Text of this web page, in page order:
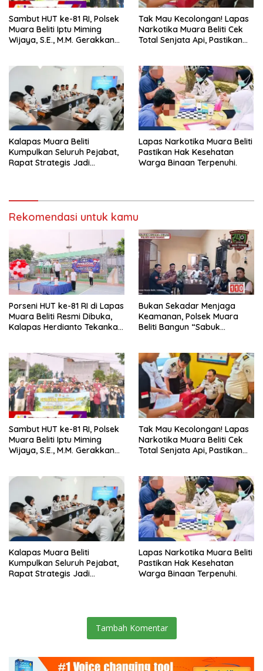
Sambut HUT ke-81 RI, Polsek
Muara Beliti Iptu Miming
Wijaya, S.E., M.M. Gerakkan
Tak Mau Kecolongan! Lapas
Narkotika Muara Beliti Cek
Total Senjata Api, Pastikan
Kalapas Muara Beliti
Kumpulkan Seluruh Pejabat,
Rapat Strategis Jadi
Lapas Narkotika Muara Beliti
Pastikan Hak Kesehatan
Warga Binaan Terpenuhi.
Rekomendasi untuk kamu
Porseni HUT ke-81 RI di Lapas
Muara Beliti Resmi Dibuka,
Kalapas Herdianto Tekankan
Bukan Sekadar Menjaga
Keamanan, Polsek Muara
Beliti Bangun “Sabuk
Sambut HUT ke-81 RI, Polsek
Muara Beliti Iptu Miming
Wijaya, S.E., M.M. Gerakkan
Tak Mau Kecolongan! Lapas
Narkotika Muara Beliti Cek
Total Senjata Api, Pastikan
Kalapas Muara Beliti
Kumpulkan Seluruh Pejabat,
Rapat Strategis Jadi
Lapas Narkotika Muara Beliti
Pastikan Hak Kesehatan
Warga Binaan Terpenuhi.
Tambah Komentar